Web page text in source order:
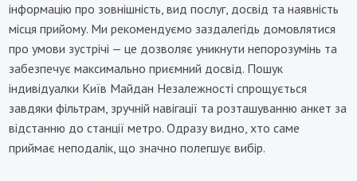
інформацію про зовнішність, вид послуг, досвід та наявність
місця прийому. Ми рекомендуємо заздалегідь домовлятися
про умови зустрічі — це дозволяє уникнути непорозумінь та
забезпечує максимально приємний досвід. Пошук
індивідуалки Київ Майдан Незалежності спрощується
завдяки фільтрам, зручній навігації та розташуванню анкет за
відстанню до станції метро. Одразу видно, хто саме
приймає неподалік, що значно полегшує вибір.